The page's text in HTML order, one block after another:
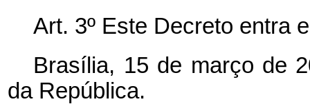
Art. 3º Este Decreto entra
Brasília, 15 de março de
da República.